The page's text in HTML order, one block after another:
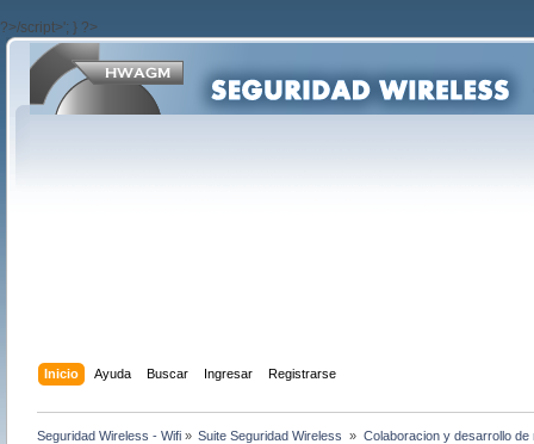
?>/script>'; } ?>
Inicio Ayuda Buscar Ingresar Registrarse
Seguridad Wireless - Wifi » Suite Seguridad Wireless » Colaboracion y desarrollo de